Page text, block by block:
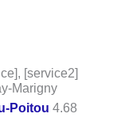
[service2]
Marigny
Poitou 4.68